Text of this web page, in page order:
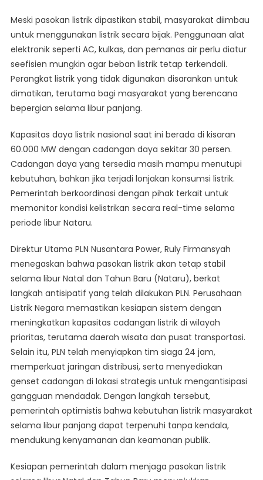
Meski pasokan listrik dipastikan stabil, masyarakat diimbau
untuk menggunakan listrik secara bijak. Penggunaan alat
elektronik seperti AC, kulkas, dan pemanas air perlu diatur
seefisien mungkin agar beban listrik tetap terkendali.
Perangkat listrik yang tidak digunakan disarankan untuk
dimatikan, terutama bagi masyarakat yang berencana
bepergian selama libur panjang.
Kapasitas daya listrik nasional saat ini berada di kisaran
60.000 MW dengan cadangan daya sekitar 30 persen.
Cadangan daya yang tersedia masih mampu menutupi
kebutuhan, bahkan jika terjadi lonjakan konsumsi listrik.
Pemerintah berkoordinasi dengan pihak terkait untuk
memonitor kondisi kelistrikan secara real-time selama
periode libur Nataru.
Direktur Utama PLN Nusantara Power, Ruly Firmansyah
menegaskan bahwa pasokan listrik akan tetap stabil
selama libur Natal dan Tahun Baru (Nataru), berkat
langkah antisipatif yang telah dilakukan PLN. Perusahaan
Listrik Negara memastikan kesiapan sistem dengan
meningkatkan kapasitas cadangan listrik di wilayah
prioritas, terutama daerah wisata dan pusat transportasi.
Selain itu, PLN telah menyiapkan tim siaga 24 jam,
memperkuat jaringan distribusi, serta menyediakan
genset cadangan di lokasi strategis untuk mengantisipasi
gangguan mendadak. Dengan langkah tersebut,
pemerintah optimistis bahwa kebutuhan listrik masyarakat
selama libur panjang dapat terpenuhi tanpa kendala,
mendukung kenyamanan dan keamanan publik.
Kesiapan pemerintah dalam menjaga pasokan listrik